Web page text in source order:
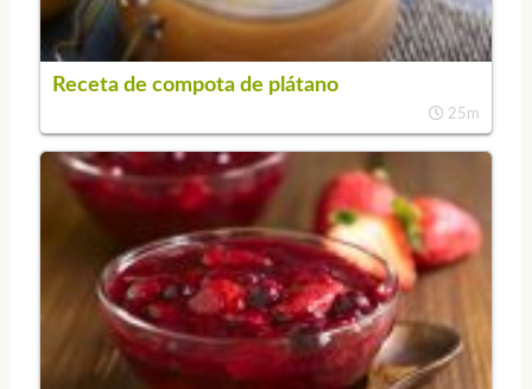
Receta de compota de plátano
25m